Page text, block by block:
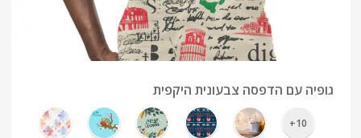
גופיה עם הדפסה צבעונית היקפית
10+